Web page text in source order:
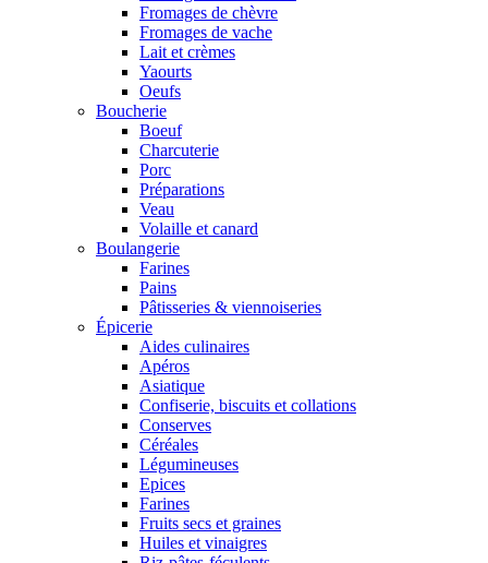
Fromages de chèvre
Fromages de vache
Lait et crèmes
Yaourts
Oeufs
Boucherie
Boeuf
Charcuterie
Porc
Préparations
Veau
Volaille et canard
Boulangerie
Farines
Pains
Pâtisseries & viennoiseries
Épicerie
Aides culinaires
Apéros
Asiatique
Confiserie, biscuits et collations
Conserves
Céréales
Légumineuses
Epices
Farines
Fruits secs et graines
Huiles et vinaigres